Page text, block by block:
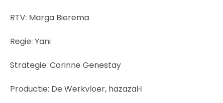
RTV: Marga Bierema
Regie: Yani
Strategie: Corinne Genestay
Productie: De Werkvloer, hazazaH